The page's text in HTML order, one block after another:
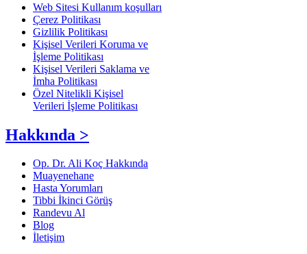
Web Sitesi Kullanım koşulları
Çerez Politikası
Gizlilik Politikası
Kişisel Verileri Koruma ve
İşleme Politikası
Kişisel Verileri Saklama ve
İmha Politikası
Özel Nitelikli Kişisel
Verileri İşleme Politikası
Hakkında >
Op. Dr. Ali Koç Hakkında
Muayenehane
Hasta Yorumları
Tibbi İkinci Görüş
Randevu Al
Blog
İletişim